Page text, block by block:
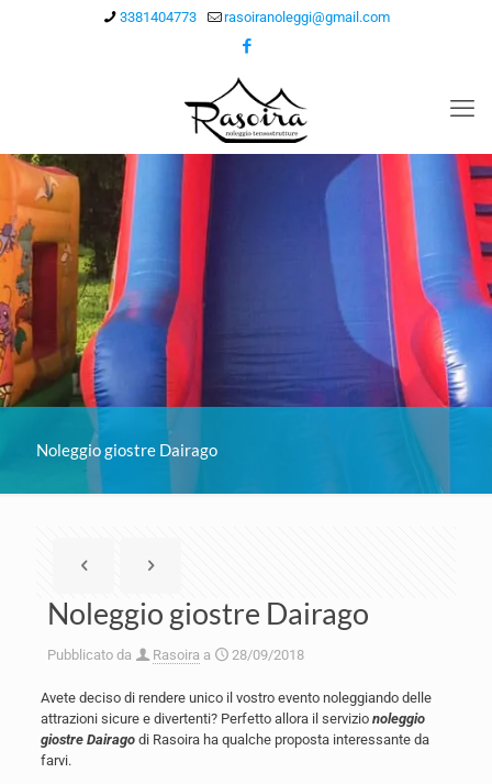
3381404773 rasoiranoleggi@gmail.com
Noleggio giostre Dairago
Noleggio giostre Dairago
Pubblicato da Rasoira a 28/09/2018
Avete deciso di rendere unico il vostro evento noleggiando delle
attrazioni sicure e divertenti? Perfetto allora il servizio noleggio
giostre Dairagodi Rasoira ha qualche proposta interessante da
farvi.